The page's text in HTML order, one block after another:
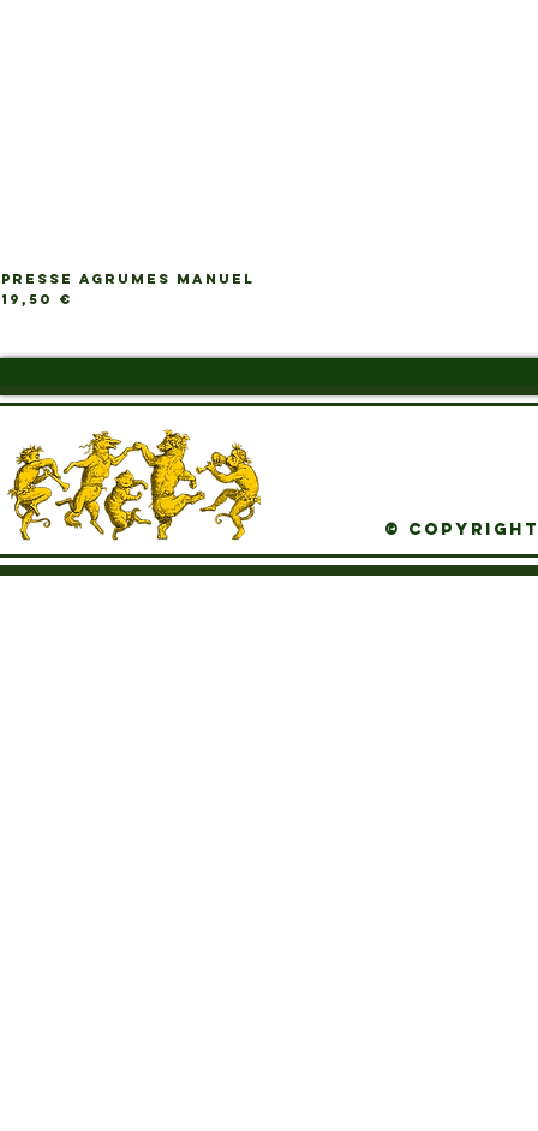
PRESSE AGRUMES MANUEL
Prix
19,50 €
© Copyright